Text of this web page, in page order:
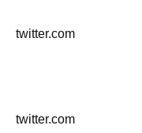
twitter.com
twitter.com